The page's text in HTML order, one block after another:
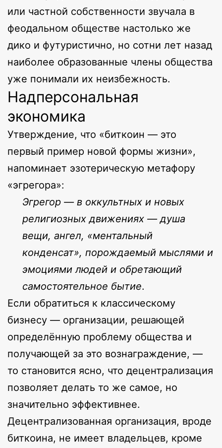
или частной собственности звучала в
феодальном обществе настолько же
дико и футуристично, но сотни лет назад
наиболее образованные члены общества
уже понимали их неизбежность.
Надперсональная
экономика
Утверждение, что «биткоин — это
первый пример новой формы жизни»,
напоминает эзотерическую метафору
«эгрегора»:
Эгрегор — в оккультных и новых
религиозных движениях — душа
вещи, ангел, «ментальный
конденсат», порождаемый мыслями и
эмоциями людей и обретающий
самостоятельное бытие.
Если обратиться к классическому
бизнесу — организации, решающей
определённую проблему общества и
получающей за это вознаграждение, —
то становится ясно, что децентрализация
позволяет делать то же самое, но
значительно эффективнее.
Децентрализованная организация, вроде
биткоина, не имеет владельцев, кроме